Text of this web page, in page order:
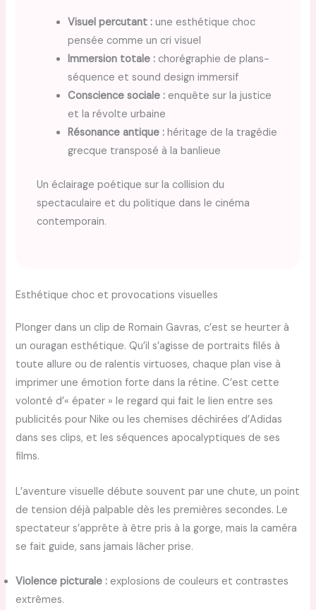
Visuel percutant : une esthétique choc
pensée comme un cri visuel
Immersion totale : chorégraphie de plans-
séquence et sound design immersif
Conscience sociale : enquête sur la justice
et la révolte urbaine
Résonance antique : héritage de la tragédie
grecque transposé à la banlieue
Un éclairage poétique sur la collision du
spectaculaire et du politique dans le cinéma
contemporain.
Esthétique choc et provocations visuelles
Plonger dans un clip de Romain Gavras, c’est se heurter à
un ouragan esthétique. Qu’il s’agisse de portraits filés à
toute allure ou de ralentis virtuoses, chaque plan vise à
imprimer une émotion forte dans la rétine. C’est cette
volonté d’« épater » le regard qui fait le lien entre ses
publicités pour Nike ou les chemises déchirées d’Adidas
dans ses clips, et les séquences apocalyptiques de ses
films.
L’aventure visuelle débute souvent par une chute, un point
de tension déjà palpable dès les premières secondes. Le
spectateur s’apprête à être pris à la gorge, mais la caméra
se fait guide, sans jamais lâcher prise.
Violence picturale : explosions de couleurs et contrastes
extrêmes.